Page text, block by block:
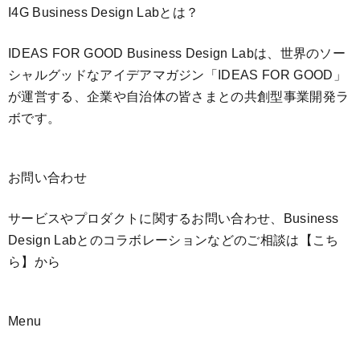
I4G Business Design Labとは？
IDEAS FOR GOOD Business Design Labは、世界のソー
シャルグッドなアイデアマガジン「IDEAS FOR GOOD」
が運営する、企業や自治体の皆さまとの共創型事業開発ラ
ボです。
お問い合わせ
サービスやプロダクトに関するお問い合わせ、Business
Design Labとのコラボレーションなどのご相談は 【こち
ら】 から
Menu